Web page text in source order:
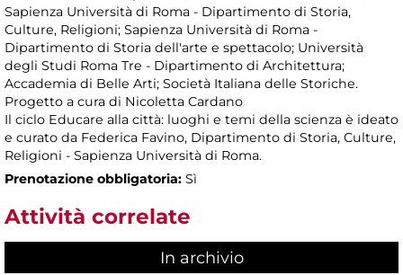
Sapienza Università di Roma - Dipartimento di Storia,
Culture, Religioni; Sapienza Università di Roma -
Dipartimento di Storia dell'arte e spettacolo; Università
degli Studi Roma Tre - Dipartimento di Architettura;
Accademia di Belle Arti; Società Italiana delle Storiche.
Progetto a cura di Nicoletta Cardano
Il ciclo Educare alla città: luoghi e temi della scienza è ideato
e curato da Federica Favino, Dipartimento di Storia, Culture,
Religioni - Sapienza Università di Roma.
Prenotazione obbligatoria: Sì
Attività correlate
In archivio